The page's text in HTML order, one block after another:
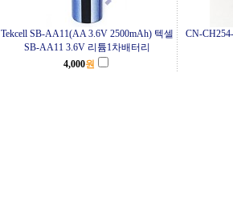
Tekcell SB-AA11(AA 3.6V 2500mAh) 텍셀
SB-AA11 3.6V 리튬1차배터리
CN-
4,000원